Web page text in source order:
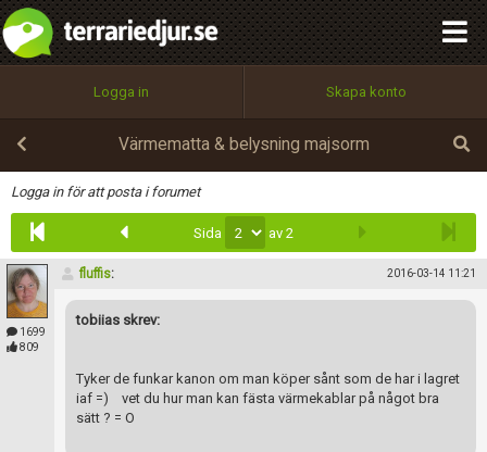
Logga in Skapa konto
Värmematta & belysning majsorm
Logga in för att posta i forumet
Sida av 2
1699
809
fluffis: 2016-03-14 11:21
tobiias skrev:
Tyker de funkar kanon om man köper sånt som de har i lagret
iaf =) vet du hur man kan fästa värmekablar på något bra
sätt ? = O
Infoga
Utför
100%
OK
integritetspolicy
Namn:
Epost:
Användarnamn:
Lösenord:
Begär nytt lösenord
Tillbaka till förstasidan